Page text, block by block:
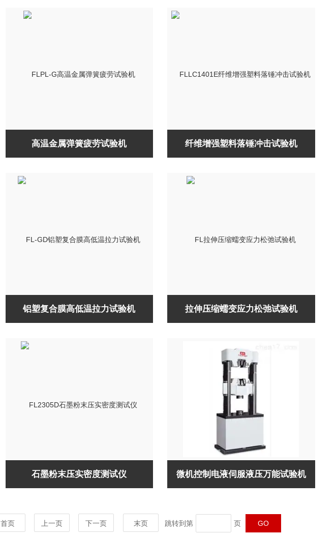
高温金属弹簧疲劳试验机 纤维增强塑料落锤冲击试验机
铝塑复合膜高低温拉力试验机 拉伸压缩蠕变应力松弛试验机
石墨粉末压实密度测试仪 微机控制电液伺服液压万能试验机
首页 上一页 下一页 末页 跳转到第 页